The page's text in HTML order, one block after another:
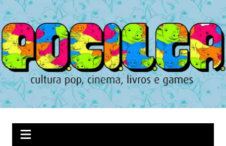
Ir
para
o
conteúdo